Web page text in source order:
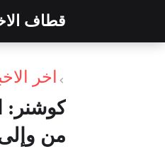
قطاف
اخر
كوشنر:
من